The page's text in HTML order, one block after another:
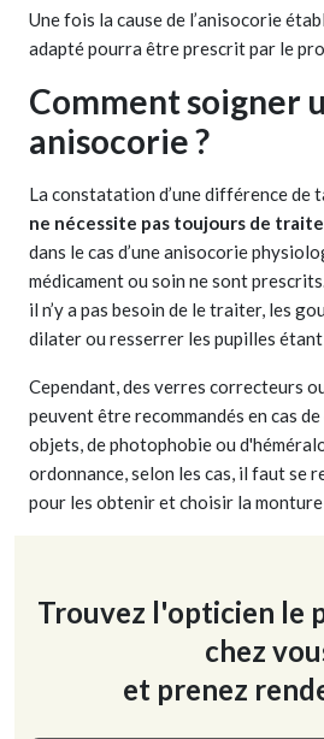
Une fois la cause de l’anisocorie
adapté pourra être prescrit par le
Comment soigner
anisocorie ?
La constatation d’une différence de
ne nécessite pas toujours de
dans le cas d’une anisocorie
médicament ou soin ne sont
il n’y a pas besoin de le traiter, les
dilater ou resserrer les pupilles
Cependant, des verres correcteurs
peuvent être recommandés en cas
objets, de photophobie ou
ordonnance, selon les cas, il faut se
pour les obtenir et choisir la
Trouvez l'opticien le
chez
et prenez